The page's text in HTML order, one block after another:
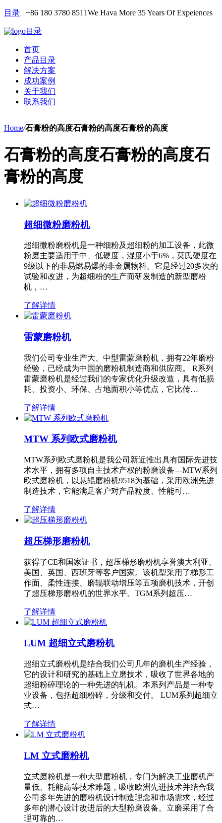
目录 +86 180 3780 8511We Hava More 35 Years Of Expeiences
目录
首页
产品目录
解决方案
成功案例
关于我们
联系我们
Home/石膏粉的高度石膏粉的高度石膏粉的高度
石膏粉的高度石膏粉的高度石
膏粉的高度
超细微粉磨粉机
超细微粉磨粉机是一种细粉及超细粉的加工设备，此微
粉磨主要适用于中、低硬度，湿度小于6%，莫氏硬度在
9级以下的非易燃易爆的非金属物料。它是经过20多次的
试验和改进，为超细粉的生产而研发制造的新型磨粉
机，…
了解详情
雷蒙磨粉机
我们公司专业生产大、中型雷蒙磨粉机，拥有22年磨粉
经验，已经成为中国的磨粉机制造商和供应商。 R系列
雷蒙磨粉机是经过我们的专家优化升级改造，具有低损
耗、投资小、环保、占地面积小等优点，它比传…
了解详情
MTW 系列欧式磨粉机
MTW系列欧式磨粉机是我公司新近推出具有国际先进技
术水平，拥有多项自主技术产权的粉磨设备—MTW系列
欧式磨粉机，以悬辊磨粉机9518为基础，采用欧洲先进
制造技术，它能满足客户对产品粒度、性能可…
了解详情
超压梯形磨粉机
获得了CE和国家证书，超压梯形磨粉机享誉澳大利亚、
美国、英国、西班牙等客户国家。该机型采用了梯形工
作面、柔性连接、磨辊联动增压等五项磨机技术，开创
了超压梯形磨粉机的世界水平。TGM系列超压…
了解详情
LUM 超细立式磨粉机
超细立式磨粉机是结合我们公司几年的磨机生产经验，
它的设计和研究的基础上立磨技术，吸收了世界各地的
超细粉碎理论的一种先进的轧机。本系列产品是一种专
业设备，包括超细粉碎，分级和交付。 LUM系列超细立
式…
了解详情
LM 立式磨粉机
立式磨粉机是一种大型磨粉机，专门为解决工业磨机产
量低、耗能高等技术难题，吸收欧洲先进技术并结合我
公司多年先进的磨粉机设计制造理念和市场需求，经过
多年的潜心设计改进后的大型粉磨设备。立磨采用了合
理可靠的…